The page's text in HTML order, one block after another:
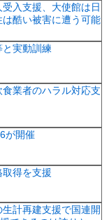
入支援、大使館は日
酷い被害に遭う可能
と実動訓練
業者のハラル対応支
が開催
得を支援
計再建支援で国連開